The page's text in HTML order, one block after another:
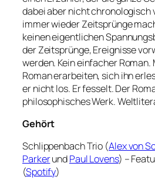
dabei aber nicht chronologisch
immer wieder Zeitsprünge
keinen eigentlichen
der Zeitsprünge, Ereignisse
werden. Kein einfacher Roman.
Roman erarbeiten, sich ihn
er nicht los. Er fesselt. Der
philosophisches Werk.
Gehört
Schlippenbach Trio (Alex von
ParkerundPaul Lovens) –
(Spotify)